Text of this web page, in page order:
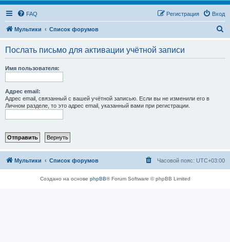
FAQ Вход
Регистрация
Мультики Список форумов
Послать письмо для активации учётной записи
Имя пользователя:
Адрес email:
Адрес email, связанный с вашей учётной записью. Если вы не изменили его в
Личном разделе, то это адрес email, указанный вами при регистрации.
Мультики Список форумов Часовой пояс: UTC+03:00
Создано на основе phpBB® Forum Software © phpBB Limited